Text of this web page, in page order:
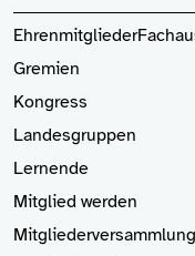
Ehrenmitglieder
Gremien
Kongress
Landesgruppen
Lernende
Mitglied werden
Mitgliederversammlung